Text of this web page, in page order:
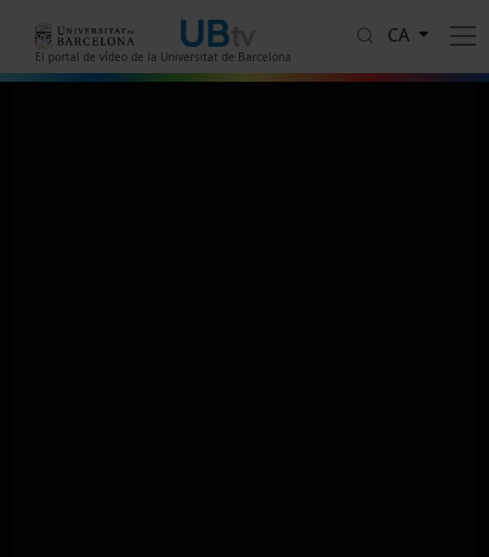
El portal de vídeo de la Universitat de Barcelona
CA